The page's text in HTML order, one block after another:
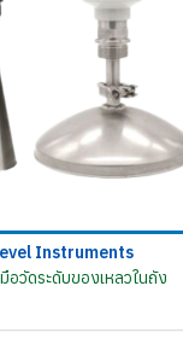
Instruments
อวัดระดับของเหลวในถัง